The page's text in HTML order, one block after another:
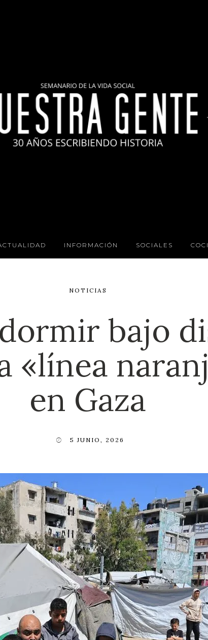
INFORMACIÓN SOCIALES
NOTICIAS
bajo
«línea
en Gaza
5 JUNIO, 2026